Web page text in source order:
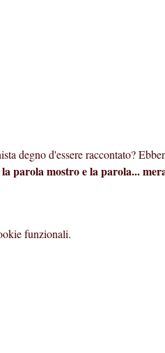
degno d'essere raccontato?
la parola mostro e la parola...
funzionali.